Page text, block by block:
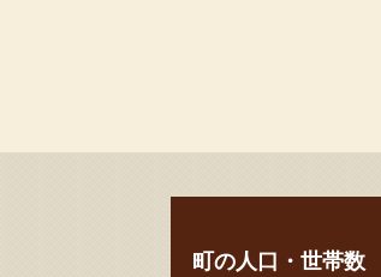
町の人口・世帯数